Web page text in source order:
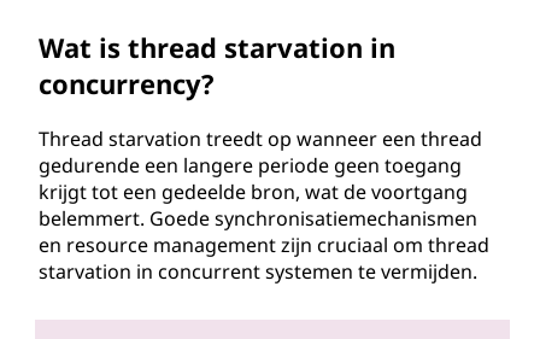
Wat is thread starvation in
concurrency?
Thread starvation treedt op wanneer een thread
gedurende een langere periode geen toegang
krijgt tot een gedeelde bron, wat de voortgang
belemmert. Goede synchronisatiemechanismen
en resource management zijn cruciaal om thread
starvation in concurrent systemen te vermijden.